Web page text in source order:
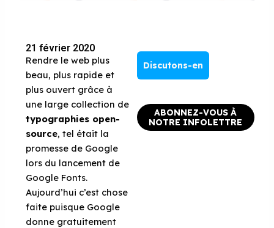
21 février 2020
Rendre le web plus
beau, plus rapide et
plus ouvert grâce à
une large collection de
typographies open-
source, tel était la
promesse de Google
lors du lancement de
Google Fonts.
Aujourd’hui c’est chose
faite puisque Google
donne gratuitement
Discutons-en
ABONNEZ-VOUS À
NOTRE INFOLETTRE